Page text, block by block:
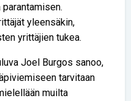
yleensäkin,
yrittäjien tukea.
Joel Burgos sanoo,
tarvitaan
muilta